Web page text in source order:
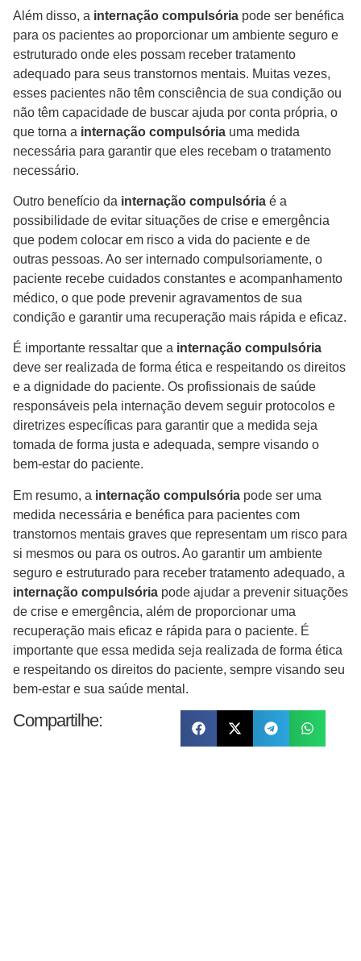
Além disso, a internação compulsória pode ser benéfica
para os pacientes ao proporcionar um ambiente seguro e
estruturado onde eles possam receber tratamento
adequado para seus transtornos mentais. Muitas vezes,
esses pacientes não têm consciência de sua condição ou
não têm capacidade de buscar ajuda por conta própria, o
que torna a internação compulsória uma medida
necessária para garantir que eles recebam o tratamento
necessário.
Outro benefício da internação compulsória é a
possibilidade de evitar situações de crise e emergência
que podem colocar em risco a vida do paciente e de
outras pessoas. Ao ser internado compulsoriamente, o
paciente recebe cuidados constantes e acompanhamento
médico, o que pode prevenir agravamentos de sua
condição e garantir uma recuperação mais rápida e eficaz.
É importante ressaltar que a internação compulsória
deve ser realizada de forma ética e respeitando os direitos
e a dignidade do paciente. Os profissionais de saúde
responsáveis pela internação devem seguir protocolos e
diretrizes específicas para garantir que a medida seja
tomada de forma justa e adequada, sempre visando o
bem-estar do paciente.
Em resumo, a internação compulsória pode ser uma
medida necessária e benéfica para pacientes com
transtornos mentais graves que representam um risco para
si mesmos ou para os outros. Ao garantir um ambiente
seguro e estruturado para receber tratamento adequado, a
internação compulsória pode ajudar a prevenir situações
de crise e emergência, além de proporcionar uma
recuperação mais eficaz e rápida para o paciente. É
importante que essa medida seja realizada de forma ética
e respeitando os direitos do paciente, sempre visando seu
bem-estar e sua saúde mental.
Compartilhe: